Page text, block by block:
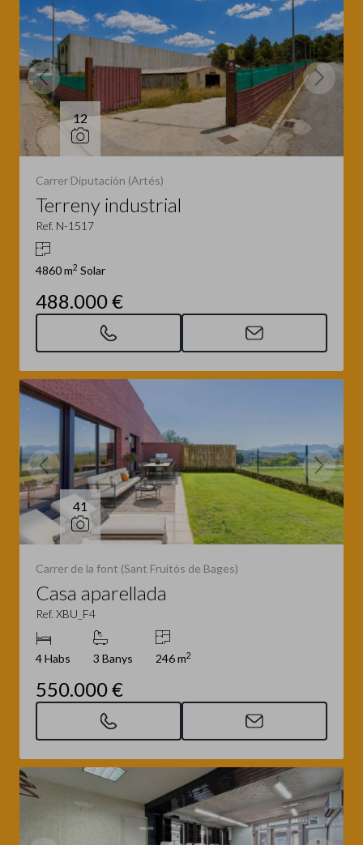
12
Carrer Diputación (Artés)
Terreny industrial
Ref. N-1517
4860 m2 Solar
488.000 €
41
Carrer de la font (Sant Fruitós de Bages)
Casa aparellada
Ref. XBU_F4
4 Habs 3 Banys 246 m2
550.000 €